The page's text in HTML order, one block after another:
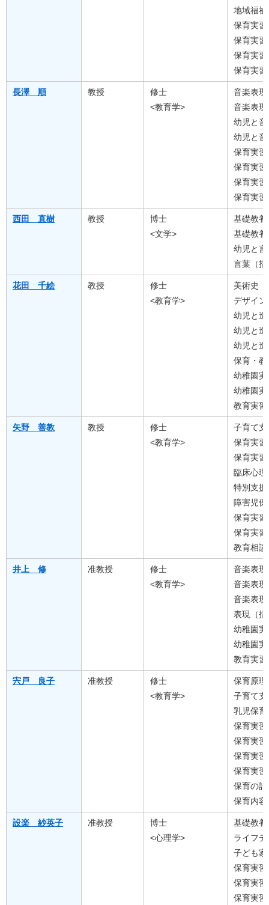
地域福
保育実
保育実
保育実
保育実
長澤 順 教授
修士
<教育学>
音楽表
音楽表
幼児と
幼児と
保育実
保育実
保育実
保育実
西田 直樹 教授
博士
<文学>
基礎教
基礎教
幼児と言
言葉（
花田 千絵 教授
修士
<教育学>
美術史
デザイン
幼児と
幼児と
幼児と
保育・
幼稚園
幼稚園
教育実習
矢野 善教 教授
修士
<教育学>
子育て支
保育実
保育実
臨床心理
特別支
障害児保
保育実
保育実
教育相談
井上 修 准教授
修士
<教育学>
音楽表
音楽表
音楽表
表現（
幼稚園
幼稚園
教育実習
宍戸 良子 准教授
修士
<教育学>
保育原理
子育て支
乳児保
保育実
保育実
保育実
保育実
保育の
保育内容
設楽 紗英子 准教授
博士
<心理学>
基礎教
ライフ
子ども
保育実
保育実
保育実